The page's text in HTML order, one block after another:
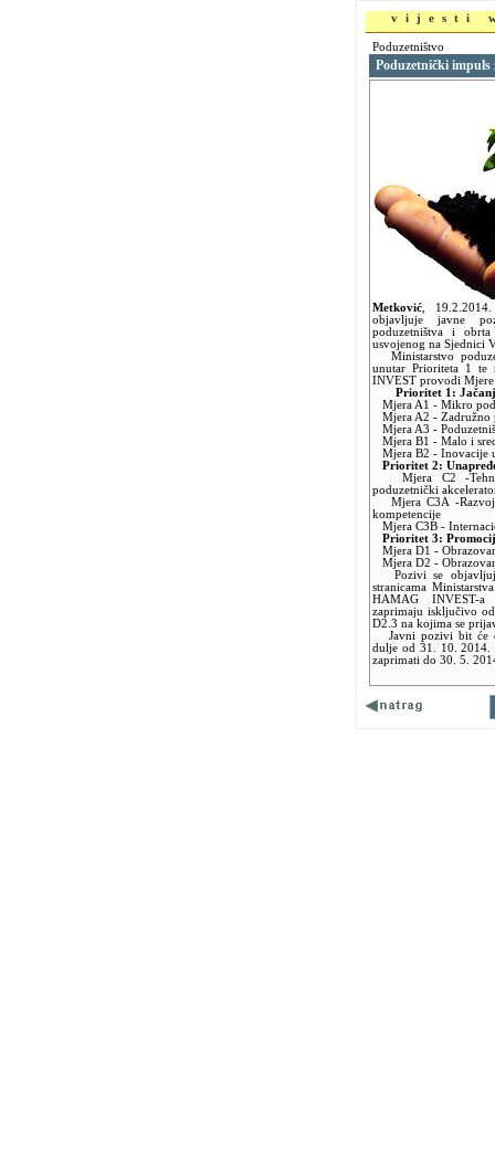
vijesti
Poduzetništvo
Poduzetnički impuls
Metković
objavljuje javne
poduzetništva i
usvojenog na Sjednici
Ministarstvo
unutar Prioriteta 1
INVEST provodi
Prioritet 1:
Mjera A1 - Mikro
Mjera A2 - Zadružno
Mjera A3 -
Mjera B1 - Malo i
Mjera B2 - Inovacije
Prioritet 2:
Mjera C2 -
poduzetnički
Mjera C3A -
kompetencije
Mjera C3B -
Prioritet 3:
Mjera D1 -
Mjera D2 -
Pozivi se
stranicama
HAMAG INVEST-
zaprimaju isključivo
D2.3 na kojima se
Javni pozivi bit će
dulje od 31. 10. 2014.
zaprimati do 30. 5.